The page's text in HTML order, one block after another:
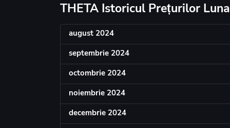
THETA Istoricul Prețurilor
august 2024
septembrie 2024
octombrie 2024
noiembrie 2024
decembrie 2024